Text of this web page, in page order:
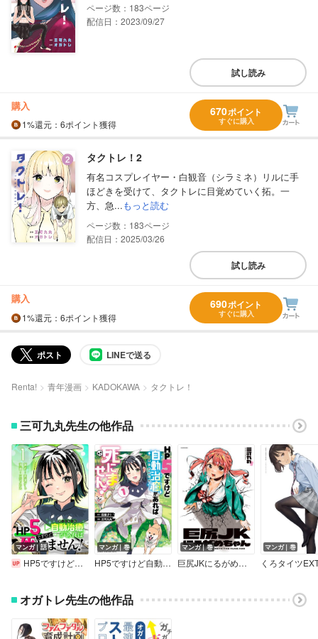
183
配信日：2023/09/27
試し読み
購入
1%還元 ：6ポイント獲得
670ポイント
すぐに購入
タクトレ！2
有名コスプレイヤー・白観音（シラミネ）リルに手
ほどきを受けて、タクトレに目覚めていく拓。一
方、急...もっと読む
183
配信日：2025/03/26
試し読み
購入
1%還元 ：6ポイント獲得
690ポイント
すぐに購入
ポスト LINEで送る
Renta! 青年漫画 KADOKAWA タクトレ！
三可九丸先生の他作品
マンガ｜話
HP5ですけど自動治癒（オートヒール）があれば死にません！（話売り）
マンガ｜巻
HP5ですけど自動治癒（オートヒール）があれば死にません！
マンガ｜巻
巨尻JKにるがめちゃん【電子書籍特典付き】
マンガ｜巻
くろタイツ
オガトレ先生の他作品